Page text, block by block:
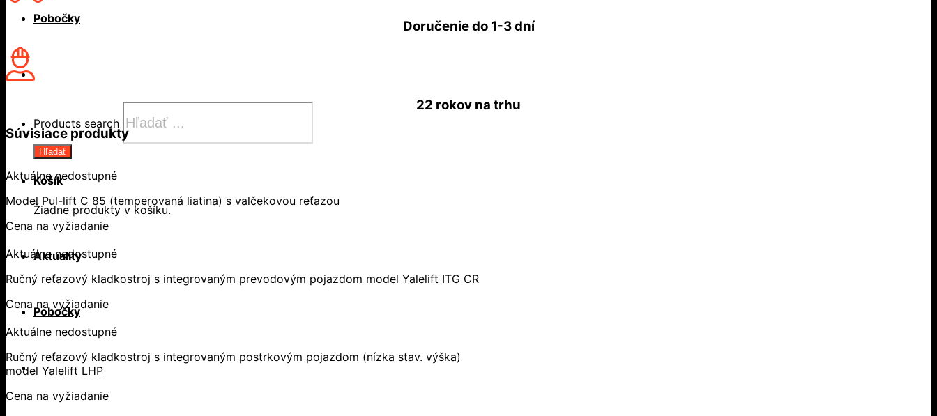
Pobočky
Products search
Hľadať
Košík
Žiadne produkty v košíku.
Aktuality
Pobočky
Doručenie do1-3 dní
22 rokov na trhu
Súvisiace produkty
Aktuálne nedostupné
Model Pul-lift C 85 (temperovaná liatina) s valčekovou reťazou
Cena na vyžiadanie
Aktuálne nedostupné
Ručný reťazový kladkostroj s integrovaným prevodovým pojazdom model Yalelift ITG CR
Cena na vyžiadanie
Aktuálne nedostupné
Ručný reťazový kladkostroj s integrovaným postrkovým pojazdom (nízka stav. výška)
model Yalelift LHP
Cena na vyžiadanie